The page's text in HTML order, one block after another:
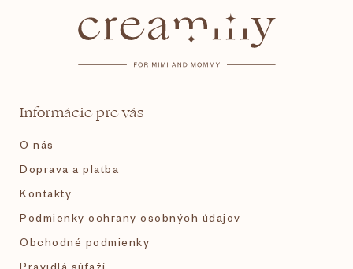
Informácie pre vás
O nás
Doprava a platba
Kontakty
Podmienky ochrany osobných údajov
Obchodné podmienky
Pravidlá súťaží